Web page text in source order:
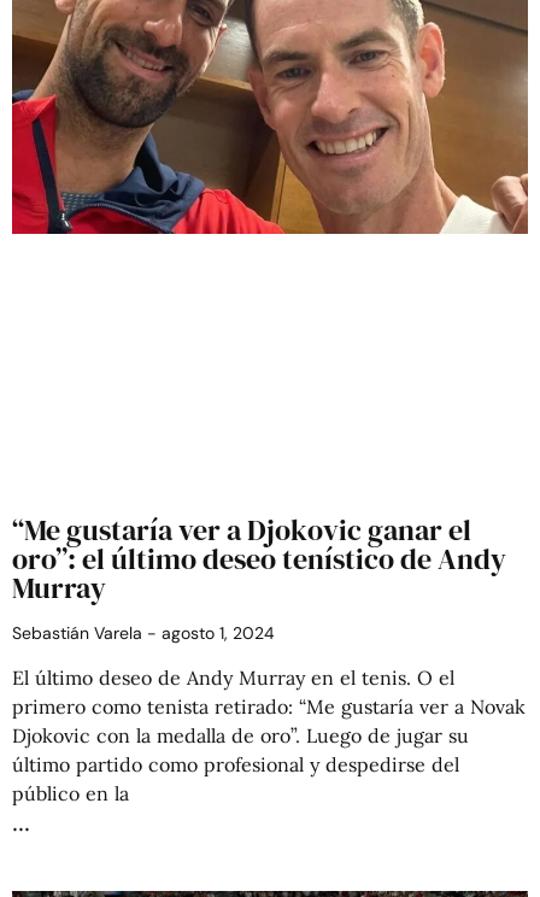
“Me gustaría ver a Djokovic ganar el
oro”: el último deseo tenístico de Andy
Murray
Sebastián Varela agosto 1, 2024
El último deseo de Andy Murray en el tenis. O el
primero como tenista retirado: “Me gustaría ver a Novak
Djokovic con la medalla de oro”. Luego de jugar su
último partido como profesional y despedirse del
público en la